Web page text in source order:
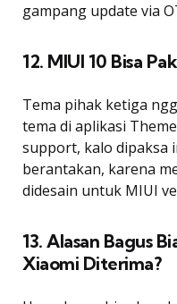
gampang update via
12. MIUI 10 Bisa
Tema pihak ketiga
tema di aplikasi
support, kalo dipaksa
berantakan, karena
didesain untuk MIUI
13. Alasan Bagus
Xiaomi Diterima?